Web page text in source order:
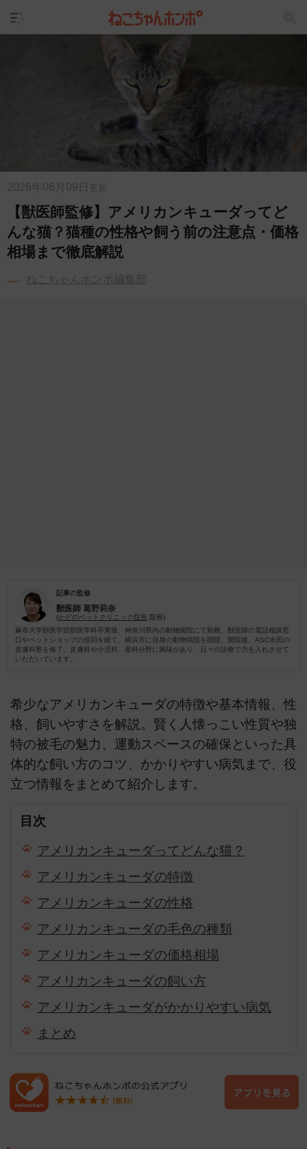
2026年06月09日 更新
【獣医師監修】アメリカンキューダってど
んな猫？猫種の性格や飼う前の注意点・価格
相場まで徹底解説
ねこちゃんホンポ編集部
記事の監修
獣医師 葛野莉奈
(かどのペットクリニック院長 院長)
麻布大学獣医学部獣医学科卒業後、神奈川県内の動物病院にて勤務。獣医師の電話相談窓
口やペットショップの巡回を経て、横浜市に自身の動物病院を開院。開院後、ASC永田の
皮膚科塾を修了。皮膚科や小児科、産科分野に興味があり、日々の診療で力を入れさせて
いただいています。
希少なアメリカンキューダの特徴や基本情報、性
格、飼いやすさを解説。賢く人懐っこい性質や独
特の被毛の魅力、運動スペースの確保といった具
体的な飼い方のコツ、かかりやすい病気まで、役
立つ情報をまとめて紹介します。
目次
アメリカンキューダってどんな猫？
アメリカンキューダの特徴
アメリカンキューダの性格
アメリカンキューダの毛色の種類
アメリカンキューダの価格相場
アメリカンキューダの飼い方
アメリカンキューダがかかりやすい病気
まとめ